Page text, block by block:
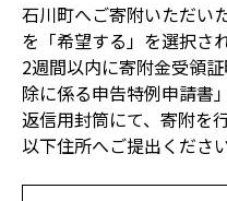
石川町へご寄附いただい
を「希望する」を選択さ
2週間以内に寄附金受領
除に係る申告特例申請書
返信用封筒にて、寄附を
以下住所へご提出ください